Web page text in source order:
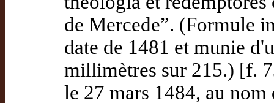
de Mercede”. (Formule
date de 1481 et munie
millimètres sur 215.) [f.
le 27 mars 1484, au